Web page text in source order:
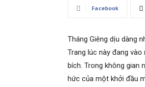
Facebook
Tháng Giêng dịu dàng
Trang lúc này đang
bích. Trong không gian
hức của một khởi đầu